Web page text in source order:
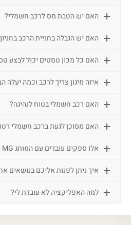
האם יש הטבת מס לרכב חשמלי?
האם יש הגבלה בחניית הרכב
האם כל מכון טסטים יכול לבצע
איזה מיגון צריך לרכב וכמה יעלה
האם רכב חשמלי בטוח לנהיגה?
האם מסוכן לגעת ברכב חשמלי
אלו ספקים עובדים עם המותג MG וכיצד ניתן לצור איתם קשר?
איך ניתן לפנות אליכם בנושאים
למה האפליקציה לא עובדת לי?